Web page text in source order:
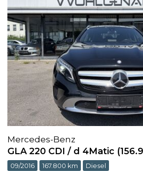
Mercedes-Benz
GLA 220 CDI / d 4Matic
09/2016 167.800 km Diesel